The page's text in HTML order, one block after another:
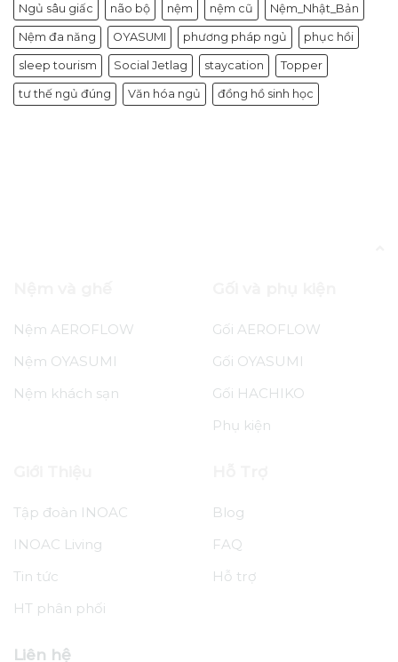
Ngủ sâu giấc não bộ nệm nệm cũ Nệm_Nhật_Bản
Nệm đa năng OYASUMI phương pháp ngủ phục hồi
sleep tourism Social Jetlag staycation Topper
tư thế ngủ đúng Văn hóa ngủ đồng hồ sinh học
Nệm AEROFLOW
Nệm OYASUMI
Nệm khách sạn
Gối AEROFLOW
Gối OYASUMI
Gối HACHIKO
Phụ kiện
Tập đoàn INOAC
INOAC Living
Tin tức
HT phân phối
Blog
FAQ
Hỗ trợ
Liên hệ